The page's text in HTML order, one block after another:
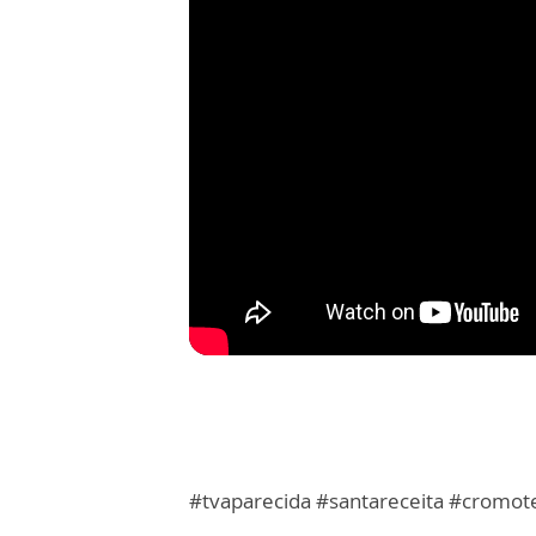
#tvaparecida #santareceita